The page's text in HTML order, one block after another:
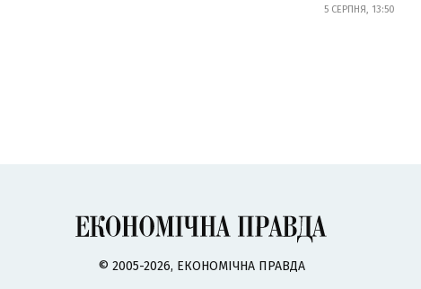
5 СЕРПНЯ, 13:50
© 2005-2026, ЕКОНОМІЧНА ПРАВДА